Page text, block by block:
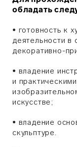
обладать
• готовность к
деятельности в
декоративно-
• владение
и
искусстве;
• ​владение
скульптуре.